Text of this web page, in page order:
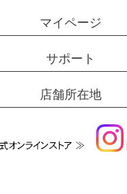
マイページ
サポート
店舗所在地